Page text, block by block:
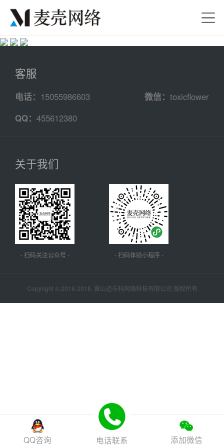
客服
电话： 15055986603 微信：toxicflower
QQ： 455612380
关于我们
- 扫码关注公众号 - - 扫码体验小程序 -
Copyright © 2016-2018. 黄山迈乐科网络科技有限公司 版权所有
QQ咨询 电话联系 添加微信